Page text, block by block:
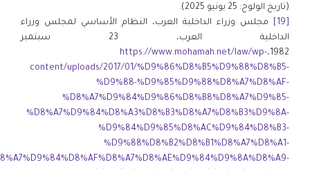
(تاريخ الولوج: 25 يونيو 2025).
[19]
مجلس وزراء الداخلية العرب، النظام الأساسي لمجلس وزراء
الداخلية العرب، 23 سبتمبر
1982، https://www.mohamah.net/law/wp-
content/uploads/2017/01/%D9%86%D8%B5%D9%88%D8%B5-
%D9%88-%D9%85%D9%88%D8%A7%D8%AF-
%D8%A7%D9%84%D9%86%D8%B8%D8%A7%D9%85-
%D8%A7%D9%84%D8%A3%D8%B3%D8%A7%D8%B3%D9%8A-
%D9%84%D9%85%D8%AC%D9%84%D8%B3-
%D9%88%D8%B2%D8%B1%D8%A7%D8%A1-